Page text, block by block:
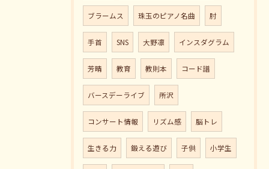
ブラームス 珠玉のピアノ名曲 肘
手首 SNS 大野凛 インスダグラム
芳晴 教育 教則本 コード譜
バースデーライブ 所沢
コンサート情報 リズム感 脳トレ
生きる力 鍛える遊び 子供 小学生